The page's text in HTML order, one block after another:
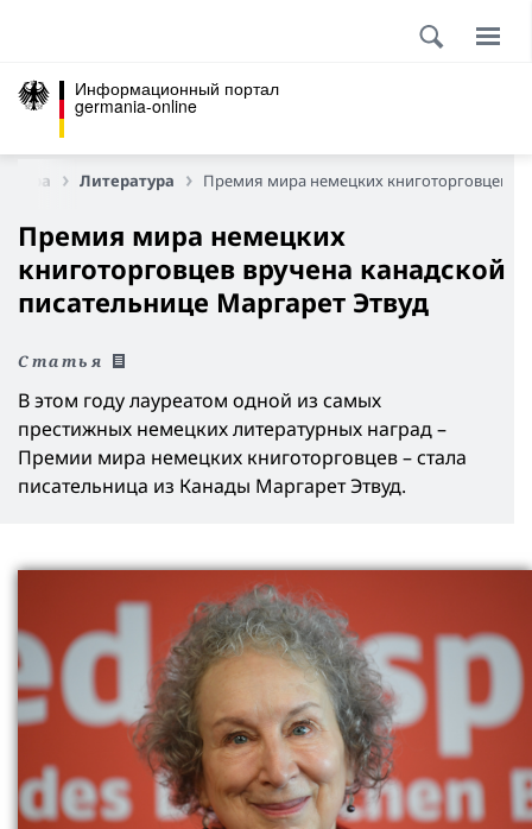
Информационный портал
germania-online
Литература Премия мира немецких книготорговцев
Премия мира немецких
книготорговцев вручена канадской
писательнице Маргарет Этвуд
Статья
В этом году лауреатом одной из самых
престижных немецких литературных наград –
Премии мира немецких книготорговцев – стала
писательница из Канады Маргарет Этвуд.